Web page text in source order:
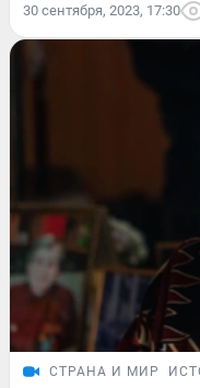
30 сентября, 2023, 17:30
СТРАНА И МИР